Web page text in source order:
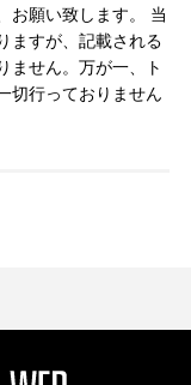
お願い致します。 当
ますが、記載される
ません。万が一、ト
切行っておりません